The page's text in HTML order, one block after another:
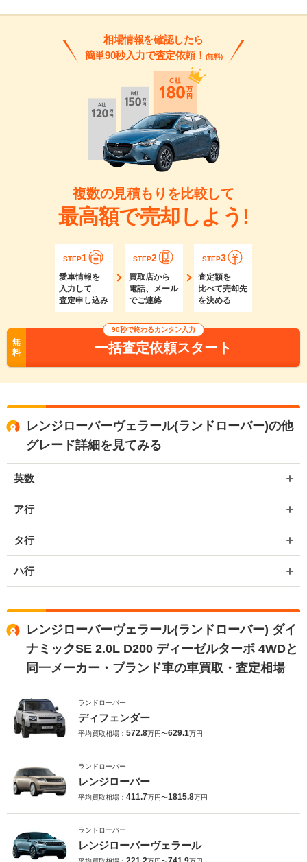
相場情報を確認したら
簡単90秒入力で査定依頼！ (無料)
複数の見積もりを比較して
最高額で売却しよう!
STEP1
愛車情報を
入力して
査定申し込み
STEP2
買取店から
電話、メール
でご連絡
STEP3
査定額を
比べて売却先
を決める
無
料
90秒で終わるカンタン入力
一括査定依頼スタート
レンジローバーヴェラール(ランドローバー)の他
グレード詳細を見てみる
英数
ア行
タ行
ハ行
レンジローバーヴェラール(ランドローバー) ダイ
ナミックSE 2.0L D200 ディーゼルターボ 4WDと
同一メーカー・ブランド車の車買取・査定相場
ランドローバー
ディフェンダー
平均買取相場： 572.8万円〜629.1万円
ランドローバー
レンジローバー
平均買取相場： 411.7万円〜1815.8万円
ランドローバー
レンジローバーヴェラール